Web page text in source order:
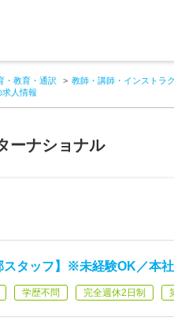
・教育・通訳 教師・講師・インストラ
人情報
ーナショナル
スタッフ】※未経験OK／本
学歴不問 完全週休2日制